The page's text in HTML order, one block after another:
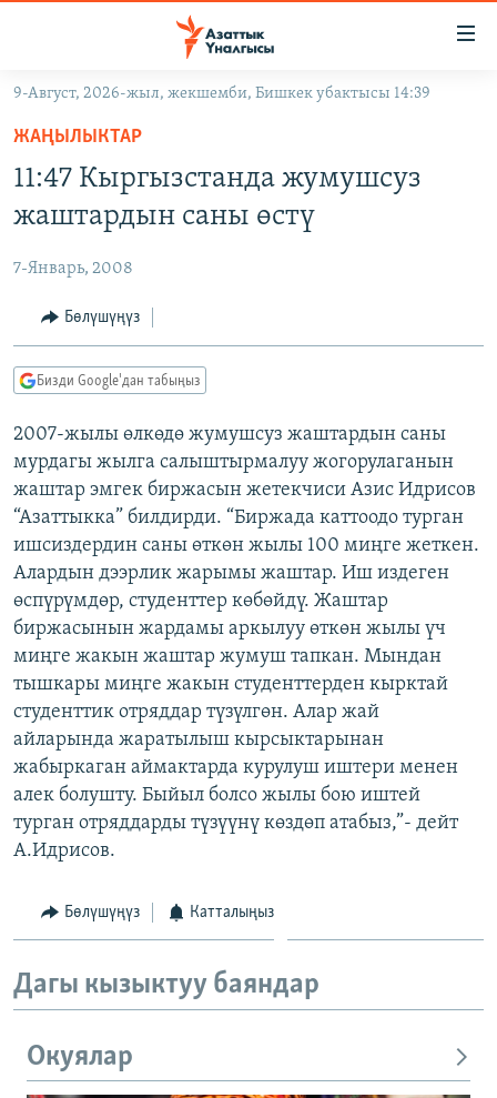
Навигацияга
өтүңүз
салыңызКЫРГЫЗСТАН
ЭКОНОМИКА
МАДАНИЯТ
БОРБОР АЗИЯ
АТАЙЫН ИЛИКТӨӨ
ТВ ПРОГРАММАЛАР
ЭКСПЕРТТЕР ТАЛДАЙТ
БИЗ ЖАНА ДҮЙНӨ
ДАНИСТЕ
ЭЖЕ-СИҢДИЛЕР
АЗАТТЫК+
ЫҢГАЙСЫЗ СУРООЛОР
ӨЗГӨЧӨ ПИКИР
Русский
ОНЛАЙН ШЕРИНЕ
ЭЕ/АРнун бардык сайттары
9-Август, 2026-жыл, жекшемби, Бишкек убактысы 14:39
ЖАҢЫЛЫКТАР
11:47 Кыргызстанда жумушсуз
жаштардын саны өстү
7-Январь, 2008
Бөлүшүңүз
Бизди Google'дан табыңыз
2007-жылы өлкөдө жумушсуз жаштардын саны
мурдагы жылга салыштырмалуу жогорулаганын
жаштар эмгек биржасын жетекчиси Азис Идрисов
“Азаттыкка” билдирди. “Биржада каттоодо турган
ишсиздердин саны өткөн жылы 100 миңге жеткен.
Алардын дээрлик жарымы жаштар. Иш издеген
өспүрүмдөр, студенттер көбөйдү. Жаштар
биржасынын жардамы аркылуу өткөн жылы үч
миңге жакын жаштар жумуш тапкан. Мындан
тышкары миңге жакын студенттерден кырктай
студенттик отряддар түзүлгөн. Алар жай
айларында жаратылыш кырсыктарынан
жабыркаган аймактарда курулуш иштери менен
алек болушту. Быйыл болсо жылы бою иштей
турган отряддарды түзүүнү көздөп атабыз,”- дейт
А.Идрисов.
Бөлүшүңүз Катталыңыз
Дагы кызыктуу баяндар
Окуялар